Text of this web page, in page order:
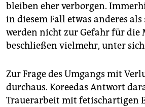
bleiben eher verborgen.
in diesem Fall etwas anderes
werden nicht zur Gefahr für die
beschließen vielmehr, unter
Zur Frage des Umgangs mit
durchaus. Koreedas Antwort
Trauerarbeit mit fetischartigen